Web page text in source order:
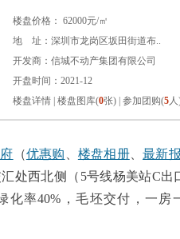
楼盘价格： 62000元/㎡
地 址：深圳市龙岗区坂田街道布..
开发商：信城不动产集团有限公司
开盘时间：2021-12
楼盘详情 楼盘图库(0张) 参加团购(5
（优惠购 楼盘相册、最新
处西北侧（5号线杨美站C出
化率40%，毛坯交付，一房